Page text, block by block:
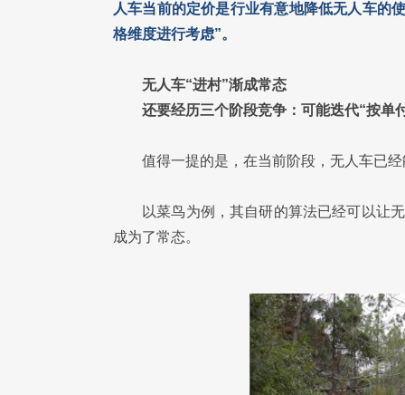
人车当前的定价是行业有意地降低无人车的
格维度进行考虑”。
无人车“进村”渐成常态
还要经历三个阶段竞争：可能迭代“按单
值得一提的是，在当前阶段，无人车已
以菜鸟为例，其自研的算法已经可以让
成为了常态。